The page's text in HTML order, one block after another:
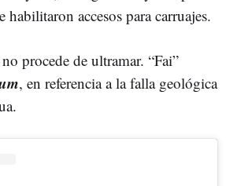
accesos para carruajes.
procede de ultramar. “Fai”
, en referencia a la falla geológica